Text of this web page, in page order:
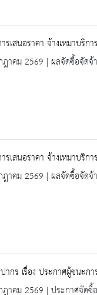
รเสนอราคา จ้างเหมาบริ
าคม 2569 | ผลจัดซื้อจัดจ้
รเสนอราคา จ้างเหมาบริ
าคม 2569 | ผลจัดซื้อจัดจ้
กร เรื่อง ประกาศผู้ชนะกา
าคม 2569 | ประกาศจัดซื้